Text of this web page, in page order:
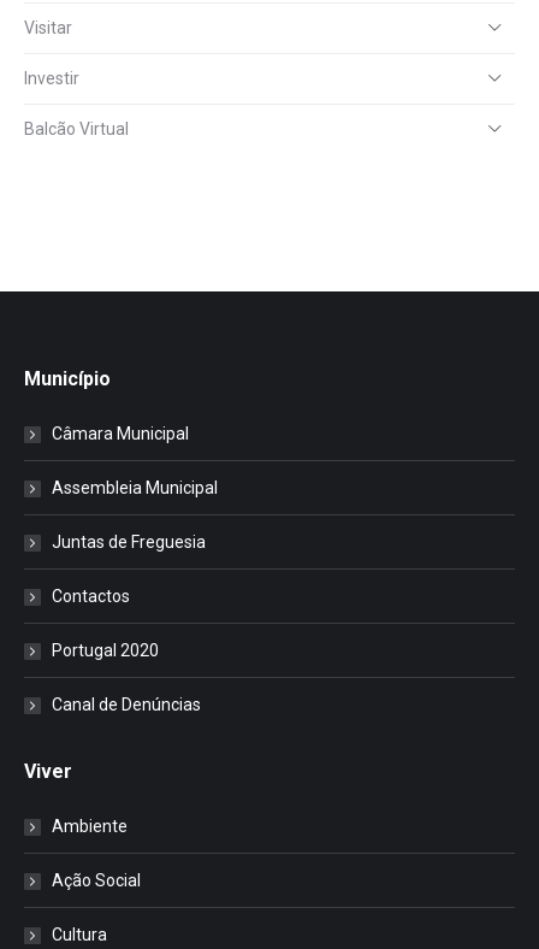
Visitar
Investir
Balcão Virtual
Município
Câmara Municipal
Assembleia Municipal
Juntas de Freguesia
Contactos
Portugal 2020
Canal de Denúncias
Viver
Ambiente
Ação Social
Cultura